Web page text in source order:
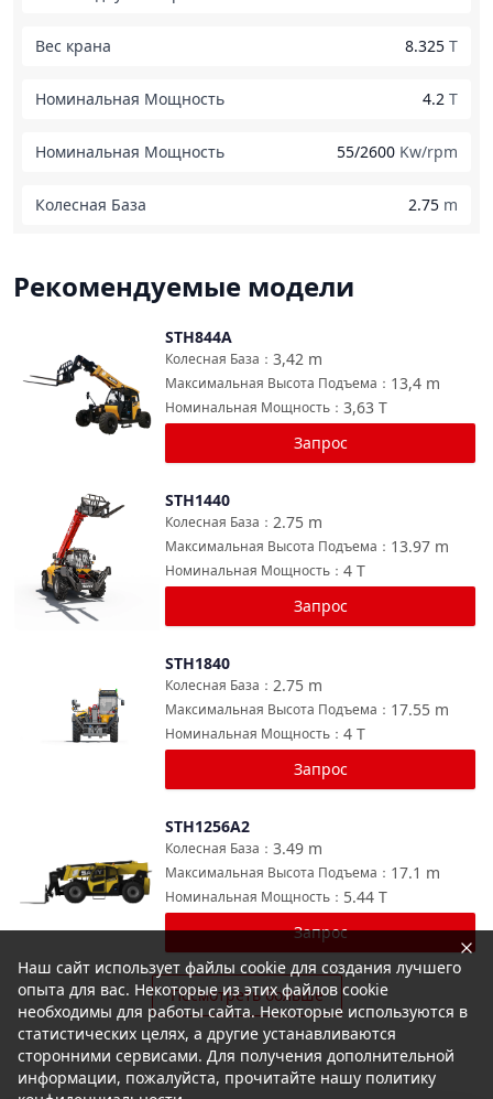
Вес крана 8.325 T
Номинальная Мощность 4.2 T
Номинальная Мощность 55/2600 Kw/rpm
Колесная База 2.75 m
Рекомендуемые модели
STH844A
3,42 m
Колесная База ：
13,4 m
Максимальная Высота Подъема ：
3,63 T
Номинальная Мощность ：
Запрос
Сравнить
STH1440
2.75 m
Колесная База ：
13.97 m
Максимальная Высота Подъема ：
4 T
Номинальная Мощность ：
Запрос
STH1840
2.75 m
Колесная База ：
17.55 m
Максимальная Высота Подъема ：
4 T
Номинальная Мощность ：
Запрос
STH1256A2
3.49 m
Колесная База ：
17.1 m
Максимальная Высота Подъема ：
5.44 T
Номинальная Мощность ：
Запрос
Посмотреть больше
Наш сайт использует файлы cookie для создания лучшего
опыта для вас. Некоторые из этих файлов cookie
необходимы для работы сайта. Некоторые используются в
статистических целях, а другие устанавливаются
сторонними сервисами. Для получения дополнительной
информации, пожалуйста, прочитайте нашу политику